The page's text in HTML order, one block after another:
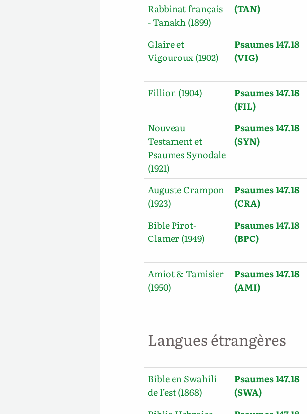
Rabbinat français
- Tanakh (1899)
(TAN)
Glaire et
Vigouroux (1902)
Psaumes 147.18
(VIG)
Fillion (1904)
Psaumes 147.18
(FIL)
Nouveau
Testament et
Psaumes Synodale
(1921)
Psaumes 147.18
(SYN)
Auguste Crampon
(1923)
Psaumes 147.18
(CRA)
Bible Pirot-
Clamer (1949)
Psaumes 147.18
(BPC)
Amiot & Tamisier
(1950)
Psaumes 147.18
(AMI)
Langues étrangères
Bible en Swahili
de l’est (1868)
Psaumes 147.18
(SWA)